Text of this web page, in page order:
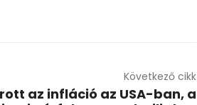
Következő cikk
az infláció az USA-ban, a